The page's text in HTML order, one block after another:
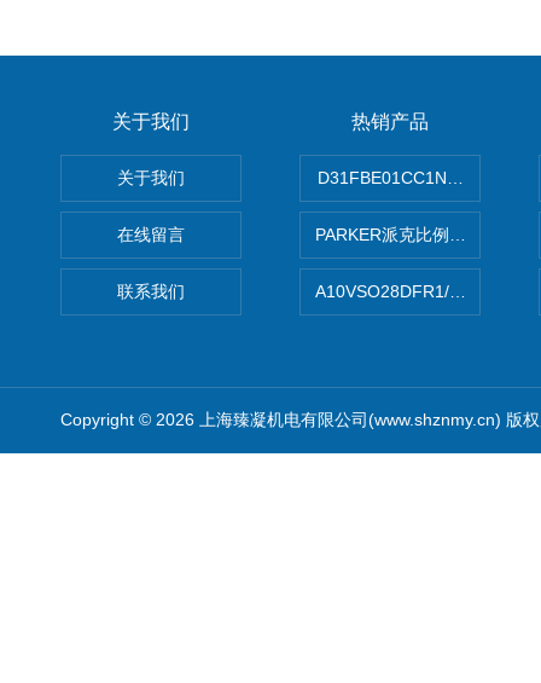
关于我们
关于我们
在线留言
联系我们
热销产品
PARKER派克比例阀 柱塞泵
A10VSO28DFR1/
Copyright © 2026 上海臻凝机电有限公司(www.shznmy.cn) 版